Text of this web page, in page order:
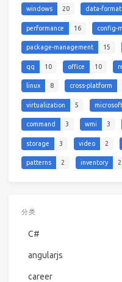
windows 20 data-format
performance 16 config-
package-management 15
qq 10 office 10
linux 8 cross-platform
virtualization 5 microsoft
command 3 wmi 3
storage 3 video 2
patterns 2 inventory 2
分类
C#
angularjs
career